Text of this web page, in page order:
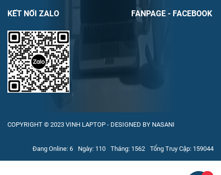
KẾT NỐI ZALO FANPAGE - FACEBOOK
COPYRIGHT © 2023 VINH LAPTOP - DESIGNED BY NASANI
Đang Online: 6 Ngày: 110 Tháng: 1562 Tổng Truy Cập: 159044